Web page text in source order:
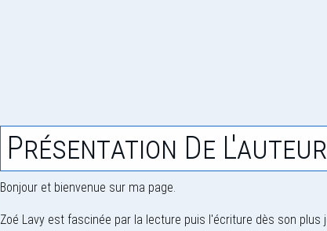
Présentation De
Bonjour et bienvenue sur ma page.
Zoé Lavy est fascinée par la lecture puis l'écriture dès son